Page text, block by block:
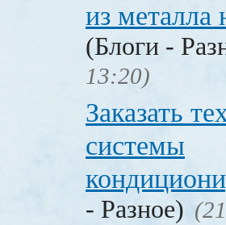
из
(Блоги -
13:20)
Заказать
системы
- Разное)